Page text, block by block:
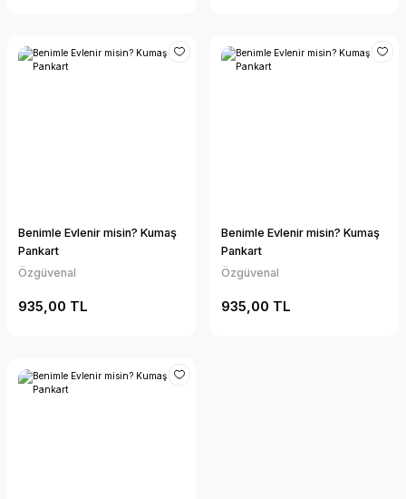
Benimle Evlenir misin? Kumaş
Pankart
Özgüvenal
935,00 TL
Benimle Evlenir misin? Kumaş
Pankart
Özgüvenal
935,00 TL